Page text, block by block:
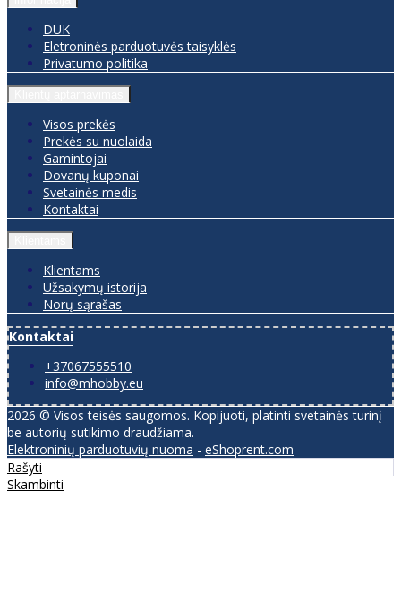
DUK
Eletroninės parduotuvės taisyklės
Privatumo politika
Visos prekės
Prekės su nuolaida
Gamintojai
Dovanų kuponai
Svetainės medis
Kontaktai
Klientams
Užsakymų istorija
Norų sąrašas
Kontaktai
+37067555510
info@mhobby.eu
2026 © Visos teisės saugomos. Kopijuoti, platinti svetainės turinį
be autorių sutikimo draudžiama.
Elektroninių parduotuvių nuoma - eShoprent.com
Rašyti
Skambinti